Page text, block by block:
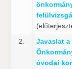
2.
Javaslat a
óvodai